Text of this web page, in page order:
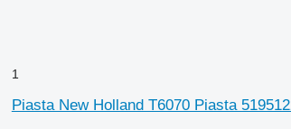
1
Piasta New Holland T6070 Piasta